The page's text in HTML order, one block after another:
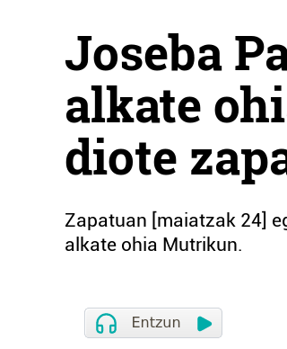
Joseba
alkate
diote
Zapatuan [maiatzak 24]
alkate ohia Mutrikun.